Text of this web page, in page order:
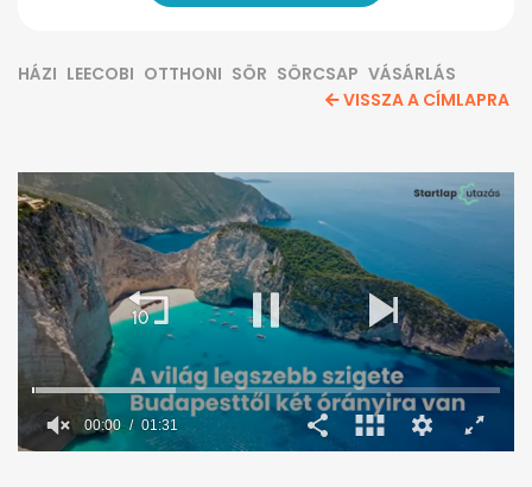
HÁZI LEECOBI OTTHONI SÖR SÖRCSAP VÁSÁRLÁS
VISSZA A CÍMLAPRA
00:01 01:31